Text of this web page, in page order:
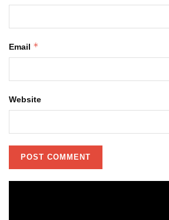
Email *
Website